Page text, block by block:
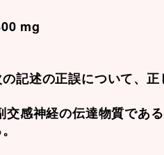
mg
記述の正誤について、正
交感神経の伝達物質であ